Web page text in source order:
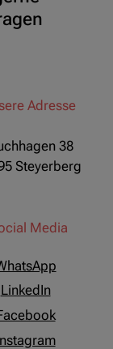
Adresse
38
Steyerberg
Media
LinkedIn